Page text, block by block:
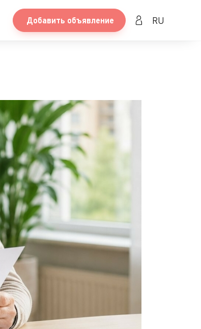
Добавить объявление RU